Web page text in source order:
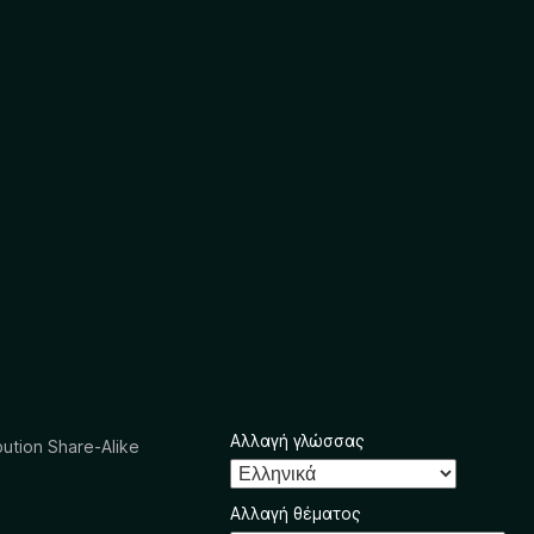
Share-Alike Αλλαγή γλώσσας
Αλλαγή θέματος